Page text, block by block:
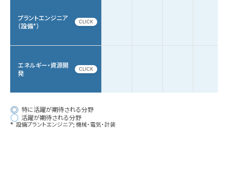
プラントエンジニア
（設備*）
CLICK
エネルギー・資源開
発
CLICK
◎ 特に活躍が期待される分野
○ 活躍が期待される分野
* 設備プラントエンジニア; 機械・電気・計装